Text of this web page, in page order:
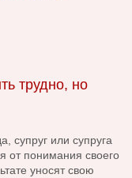
трудно, но
супруг или супруга
от понимания своего
уносят свою